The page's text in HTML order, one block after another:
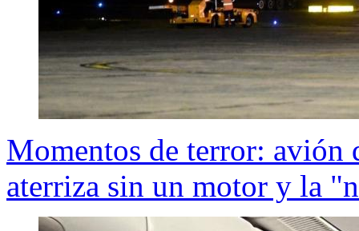
Momentos de terror: avión
aterriza sin un motor y la